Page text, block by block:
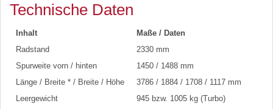
Technische Daten
Inhalt
Maße / Daten
Radstand
2330 mm
Spurweite vorn / hinten
1450 / 1488 mm
Länge / Breite * / Breite / Höhe
3786 / 1884 / 1708 / 1117 mm
Leergewicht
945 bzw. 1005 kg (Turbo)